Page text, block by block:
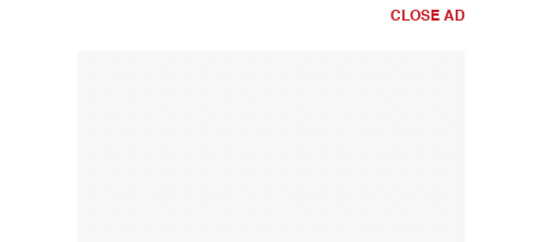
CLOSE AD